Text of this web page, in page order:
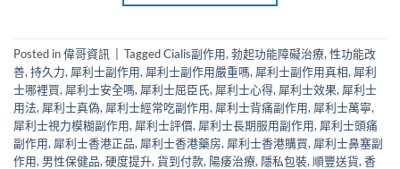
Posted in偉哥資訊 TaggedCialis副作用, 勃起功能障礙治療, 性功能改
善, 持久力, 犀利士副作用, 犀利士副作用嚴重嗎, 犀利士副作用真相, 犀利
士哪裡買, 犀利士安全嗎, 犀利士屈臣氏, 犀利士心得, 犀利士效果, 犀利士
用法, 犀利士真偽, 犀利士經常吃副作用, 犀利士背痛副作用, 犀利士萬寧,
犀利士視力模糊副作用, 犀利士評價, 犀利士長期服用副作用, 犀利士頭痛
副作用, 犀利士香港正品, 犀利士香港藥房, 犀利士香港購買, 犀利士鼻塞副
作用, 男性保健品, 硬度提升, 貨到付款, 陽痿治療, 隱私包裝, 順豐送貨, 香